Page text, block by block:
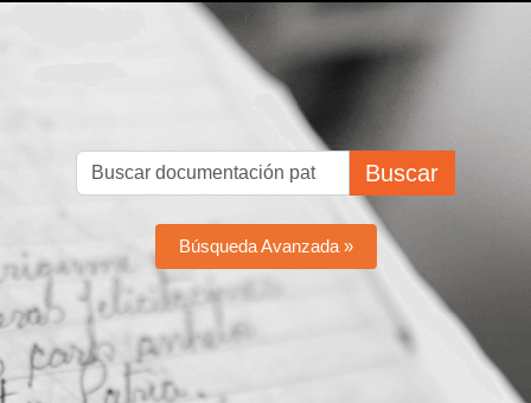
Buscar
Búsqueda Avanzada »